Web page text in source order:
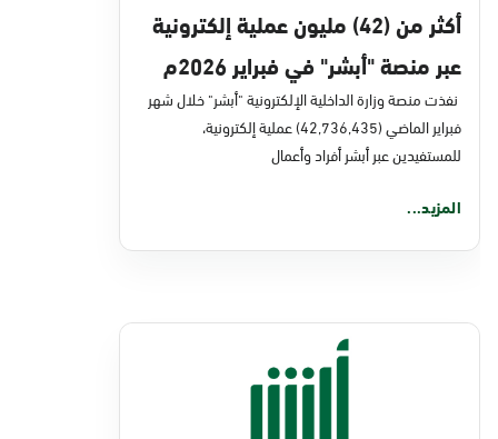
أكثر من (42) مليون عملية إلكترونية
عبر منصة "أبشر" في فبراير 2026م
نفذت منصة وزارة الداخلية الإلكترونية "أبشر" خلال شهر
فبراير الماضي (42,736,435) عملية إلكترونية،
للمستفيدين عبر أبشر أفراد وأعمال
المزيد...